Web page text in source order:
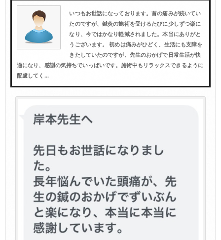
いつもお世話になっております。首の痛みが続いてい
たのですが、鍼灸の施術を受けるたびに少しずつ楽に
なり、今ではかなり軽減されました。本当にありがと
うございます。 初めは痛みがひどく、生活にも支障を
きたしていたのですが、先生のおかげで日常生活が快
適になり、感謝の気持ちでいっぱいです。施術中もリラックスできるように
配慮してく...